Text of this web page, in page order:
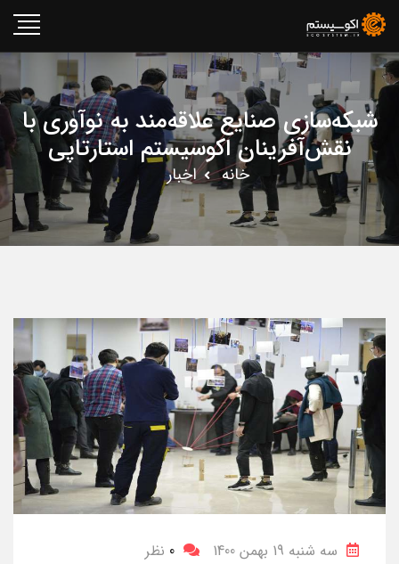
شبکه‌سازی صنایع علاقه‌مند به نوآوری با
نقش‌آفرینان اکوسیستم استارتاپی
خانه اخبار
سه شنبه 19 بهمن 1400 0 نظر